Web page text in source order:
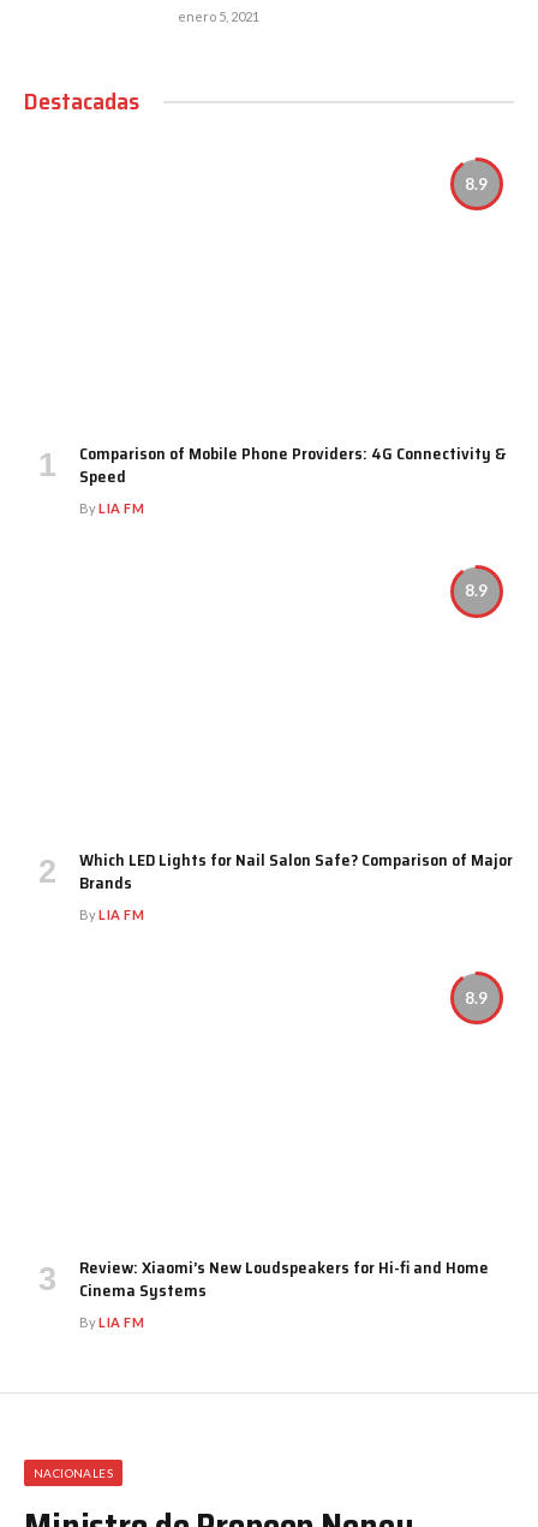
enero 5, 2021
Destacadas
8.9
Comparison of Mobile Phone Providers: 4G Connectivity &
Speed
ByLIA FM
8.9
Which LED Lights for Nail Salon Safe? Comparison of Major
Brands
ByLIA FM
8.9
Review: Xiaomi’s New Loudspeakers for Hi-fi and Home
Cinema Systems
ByLIA FM
NACIONALES